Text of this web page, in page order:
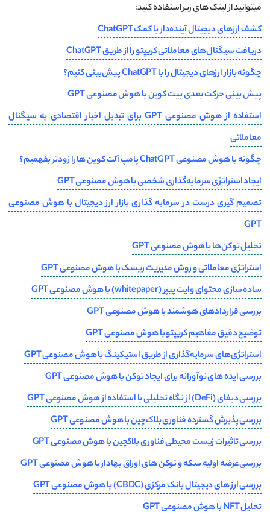
میتوانید از لینک های زیر استفاده کنید:
کشف ارزهای دیجیتال آینده‌دار با کمک ChatGPT
دریافت سیگنال‌های معاملاتی کریپتو را از طریق ChatGPT
چگونه بازار ارزهای دیجیتال را با ChatGPT پیش‌بینی کنیم؟
پیش بینی حرکت بعدی بیت کوین با هوش مصنوعی GPT
استفاده از هوش مصنوعی GPT برای تبدیل اخبار اقتصادی به سیگنال
معاملاتی
چگونه با هوش مصنوعی ChatGPT پامپ آلت کوین ها را زودتر بفهمیم؟
ایجاد استراتژی سرمایه‌گذاری شخصی با هوش مصنوعی GPT
تصمیم گیری درست در سرمایه گذاری بازار ارز دیجیتال با هوش مصنوعی
GPT
تحلیل توکن‌ها با هوش مصنوعی GPT
استراتژی‌ معاملاتی و روش‌ مدیریت ریسک با هوش مصنوعی GPT
ساده سازی محتوای وایت پیپر (whitepaper) با هوش مصنوعی GPT
بررسی قراردادهای هوشمند با هوش مصنوعی GPT
توضیح دقیق مفاهیم کریپتو با هوش مصنوعی GPT
استراتژی‌های سرمایه‌گذاری از طریق استیکینگ با هوش مصنوعی GPT
بررسی ایده های نوآورانه برای ایجاد توکن با هوش مصنوعی GPT
بررسی دیفای (DeFi) از نگاه تحلیلی با استفاده از هوش مصنوعی GPT
بررسی پذیرش گسترده فناوری بلاک‌چین با هوش مصنوعی GPT
بررسی تاثیرات زیست محیطی فناوری بلاکچین با هوش مصنوعی GPT
بررسی عرضه اولیه سکه و توکن های اوراق بهادار با هوش مصنوعی GPT
بررسی ارز های دیجیتال بانک مرکزی (CBDC) با هوش مصنوعی GPT
تحلیل NFT با هوش مصنوعی GPT